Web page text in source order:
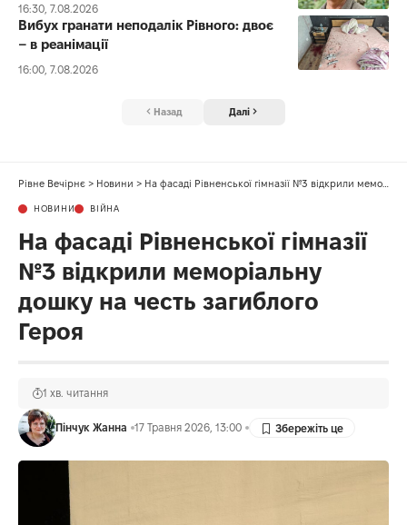
16:30, 7.08.2026
Вибух гранати неподалік Рівного: двоє
– в реанімації
16:00, 7.08.2026
Назад Далі
Рівне Вечірнє > Новини > На фасаді Рівненської гімназії №3 відкрили меморіальну дошку на честь загиблого Героя
НОВИНИ ВІЙНА
На фасаді Рівненської гімназії
№3 відкрили меморіальну
дошку на честь загиблого
Героя
Пінчук Жанна 17 Травня 2026, 13:00
1 хв. читання